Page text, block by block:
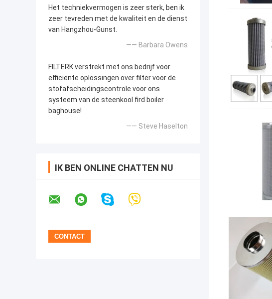
Het techniekvermogen is zeer sterk, ben ik
zeer tevreden met de kwaliteit en de dienst
van Hangzhou-Gunst.
—— Barbara Owens
FILTERK verstrekt met ons bedrijf voor
efficiënte oplossingen over filter voor de
stofafscheidingscontrole voor ons
systeem van de steenkool fird boiler
baghouse!
—— Steve Haselton
IK BEN ONLINE CHATTEN NU